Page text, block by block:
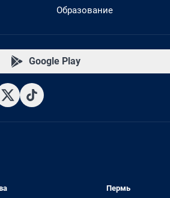
Образование
Google Play
Пермь